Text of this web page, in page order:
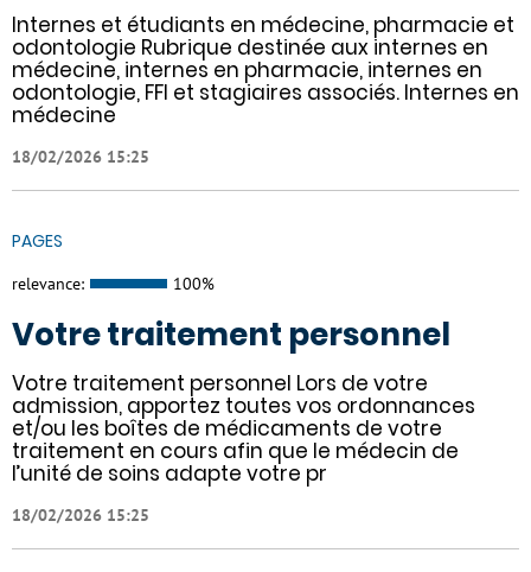
Internes et étudiants en médecine, pharmacie et
odontologie Rubrique destinée aux internes en
médecine, internes en pharmacie, internes en
odontologie, FFI et stagiaires associés. Internes en
médecine
18/02/2026 15:25
PAGES
relevance: 100%
Votre traitement personnel
Votre traitement personnel Lors de votre
admission, apportez toutes vos ordonnances
et/ou les boîtes de médicaments de votre
traitement en cours afin que le médecin de
l’unité de soins adapte votre pr
18/02/2026 15:25